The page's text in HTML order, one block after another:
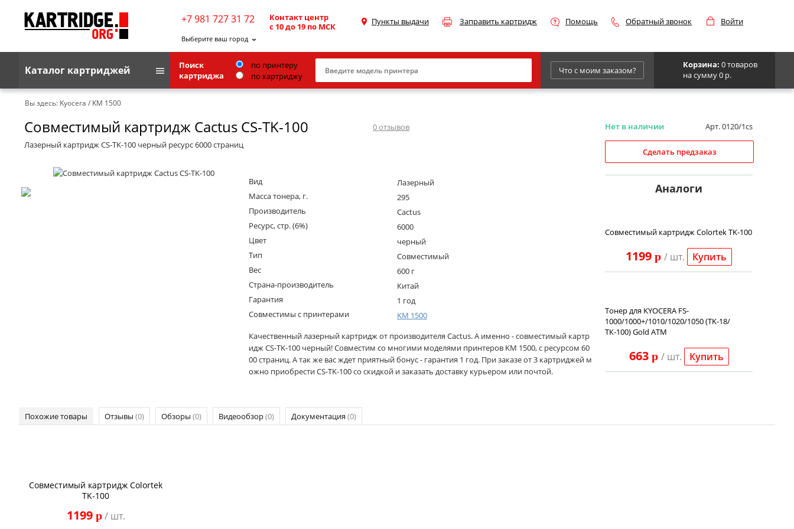
+7 981 727 31 72
Контакт центр
с 10 до 19 по МСК
Выберите ваш город
Пункты выдачи Заправить картридж Помощь Обратный звонок Войти
Каталог картриджей
Brother
G&G
HP
Kodak
Lexmark
Xerox
Тонер и девелопер
Поиск
картриджа
по принтеру
по картриджу
Что с моим заказом?
Корзина: 0 товаров
на сумму 0 р.
Вы здесь: Kyocera / KM 1500
Совместимый картридж Cactus CS-TK-100 0отзывов
Лазерный картридж CS-TK-100 черный ресурс 6000 страниц
Вид
Лазерный
Масса тонера, г.
295
Производитель
Cactus
Ресурс, стр. (6%)
6000
Цвет
черный
Тип
Совместимый
Вес
600 г
Страна-производитель
Китай
Гарантия
1 год
Совместимы с принтерами
KM 1500
Качественный лазерный картридж от производителя Cactus. А именно - совместимый картр
идж CS-TK-100 черный! Совместим со многими моделями принтеров KM 1500, с ресурсом 60
00 страниц. А так же вас ждет приятный бонус - гарантия 1 год. При заказе от 3 картриджей м
ожно приобрести CS-TK-100 со скидкой и заказать доставку курьером или почтой.
Нет в наличии Арт. 0120/1cs
Сделать предзаказ
Аналоги
Совместимый картридж Colortek TK-100
1199p / шт. Купить
Тонер для KYOCERA FS-
1000/1000+/1010/1020/1050 (TK-18/
ТК-100) Gold ATM
663 p / шт. Купить
Похожие товары Отзывы (0) Обзоры (0) Видеообзор(0) Документация (0)
Совместимый картридж Colortek
TK-100
1199 p/ шт.